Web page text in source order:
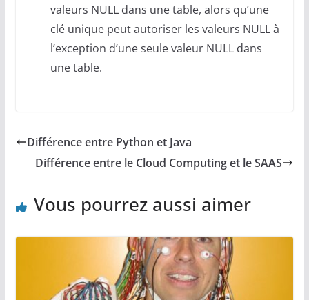
valeurs NULL dans une table, alors qu’une
clé unique peut autoriser les valeurs NULL à
l’exception d’une seule valeur NULL dans
une table.
Différence entre Python et Java
Différence entre le Cloud Computing et le SAAS
Vous pourrez aussi aimer